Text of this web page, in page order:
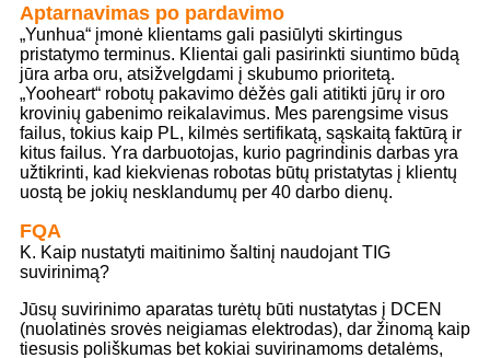
Aptarnavimas po pardavimo
„Yunhua“ įmonė klientams gali pasiūlyti skirtingus
pristatymo terminus. Klientai gali pasirinkti siuntimo būdą
jūra arba oru, atsižvelgdami į skubumo prioritetą.
„Yooheart“ robotų pakavimo dėžės gali atitikti jūrų ir oro
krovinių gabenimo reikalavimus. Mes parengsime visus
failus, tokius kaip PL, kilmės sertifikatą, sąskaitą faktūrą ir
kitus failus. Yra darbuotojas, kurio pagrindinis darbas yra
užtikrinti, kad kiekvienas robotas būtų pristatytas į klientų
uostą be jokių nesklandumų per 40 darbo dienų.
FQA
K. Kaip nustatyti maitinimo šaltinį naudojant TIG
suvirinimą?
Jūsų suvirinimo aparatas turėtų būti nustatytas į DCEN
(nuolatinės srovės neigiamas elektrodas), dar žinomą kaip
tiesusis poliškumas bet kokiai suvirinamoms detalėms,